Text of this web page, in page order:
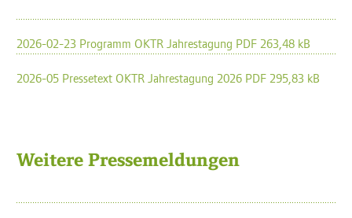
2026-02-23 Programm OKTR Jahrestagung PDF 263,48 kB
2026-05 Pressetext OKTR Jahrestagung 2026 PDF 295,83 kB
Weitere Pressemeldungen